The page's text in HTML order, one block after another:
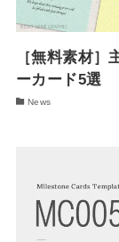
［無料素材］
ーカード5選
News